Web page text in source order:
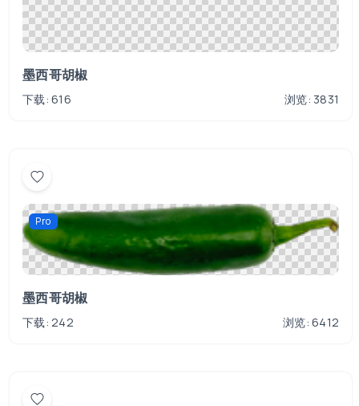
墨西哥胡椒
下载: 616 浏览: 3831
Pro
墨西哥胡椒
下载: 242 浏览: 6412